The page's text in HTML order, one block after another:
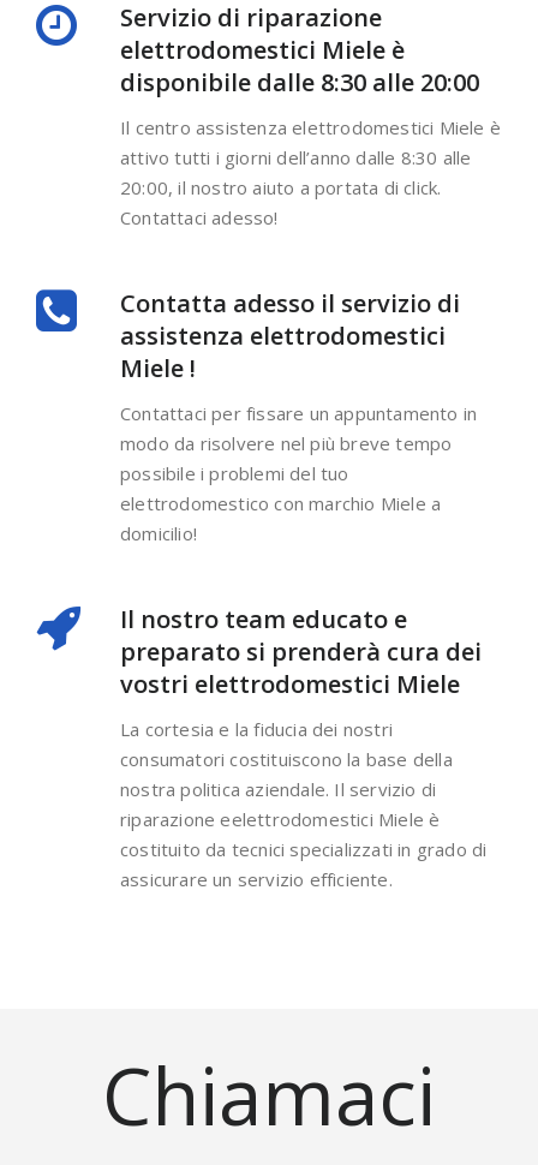
Servizio di riparazione
elettrodomestici Miele è
disponibile dalle 8:30 alle 20:00
Il centro assistenza elettrodomestici Miele è
attivo tutti i giorni dell’anno dalle 8:30 alle
20:00, il nostro aiuto a portata di click.
Contattaci adesso!
Contatta adesso il servizio di
assistenza elettrodomestici
Miele !
Contattaci per fissare un appuntamento in
modo da risolvere nel più breve tempo
possibile i problemi del tuo
elettrodomestico con marchio Miele a
domicilio!
Il nostro team educato e
preparato si prenderà cura dei
vostri elettrodomestici Miele
La cortesia e la fiducia dei nostri
consumatori costituiscono la base della
nostra politica aziendale. Il servizio di
riparazione eelettrodomestici Miele è
costituito da tecnici specializzati in grado di
assicurare un servizio efficiente.
Chiamaci